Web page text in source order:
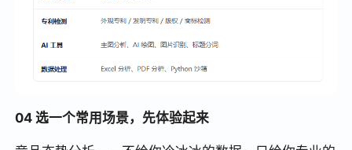
04 选一个常用场景，先体验起来